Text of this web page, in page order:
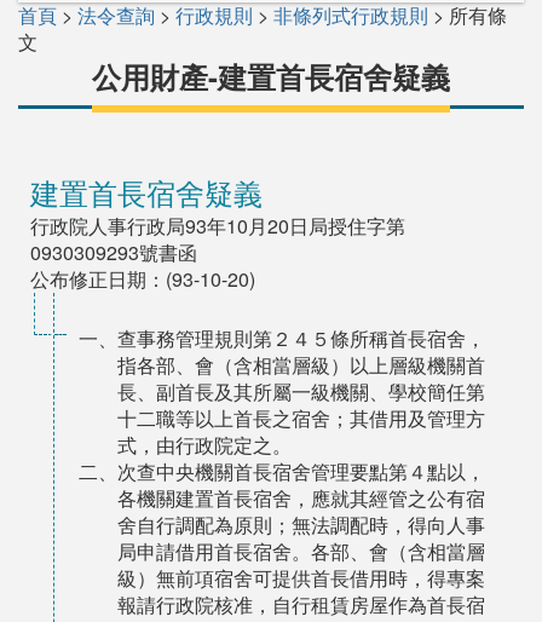
首頁 > 法令查詢 > 行政規則 > 非條列式行政規則 > 所有條
文
公用財產-建置首長宿舍疑義
建置首長宿舍疑義
行政院人事行政局93年10月20日局授住字第
0930309293號書函
公布修正日期：(93-10-20)
一、查事務管理規則第２４５條所稱首長宿舍，
指各部、會（含相當層級）以上層級機關首
長、副首長及其所屬一級機關、學校簡任第
十二職等以上首長之宿舍；其借用及管理方
式，由行政院定之。
二、次查中央機關首長宿舍管理要點第４點以，
各機關建置首長宿舍，應就其經管之公有宿
舍自行調配為原則；無法調配時，得向人事
局申請借用首長宿舍。各部、會（含相當層
級）無前項宿舍可提供首長借用時，得專案
報請行政院核准，自行租賃房屋作為首長宿